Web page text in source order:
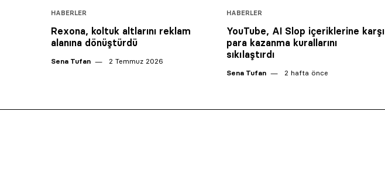
HABERLER
Rexona, koltuk altlarını reklam
alanına dönüştürdü
Sena Tufan 2 Temmuz 2026
HABERLER
YouTube, AI Slop içeriklerine karşı
para kazanma kurallarını
sıkılaştırdı
Sena Tufan 2 hafta önce